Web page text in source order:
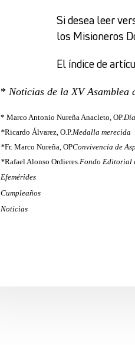
Si desea leer
los Misioneros
El índice de
* Noticias de la XV Asamblea
* Marco Antonio Nureña Anacleto, OP.
*Ricardo Álvarez, O.P. Medalla merecida
*Fr. Marco Nureña, OPConvivencia de
*Rafael Alonso Ordieres. Fondo Editorial
Efemérides
Cumpleaños
Noticias